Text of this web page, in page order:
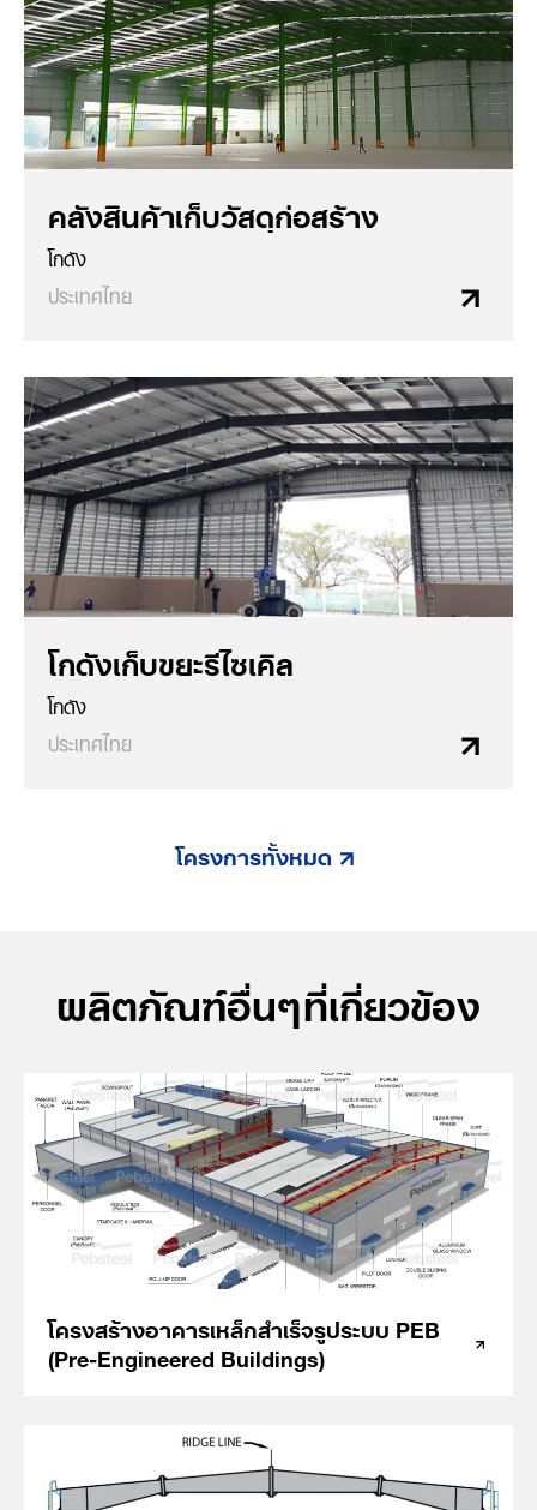
คลังสินค้าเก็บวัสดุก่อสร้าง
โกดัง
ประเทศไทย
โกดังเก็บขยะรีไซเคิล
โกดัง
ประเทศไทย
โครงการทั้งหมด
ผลิตภัณฑ์อื่นๆที่เกี่ยวข้อง
โครงสร้างอาคารเหล็กสำเร็จรูประบบ PEB
(Pre-Engineered Buildings)